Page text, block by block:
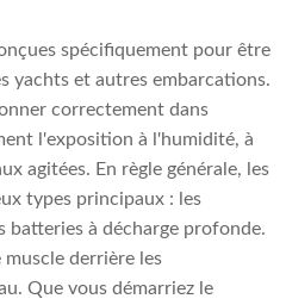
spécifiquement pour être
yachts et autres embarcations.
correctement dans
l'exposition à l'humidité, à
agitées. En règle générale, les
types principaux : les
batteries à décharge profonde.
muscle derrière les
Que vous démarriez le